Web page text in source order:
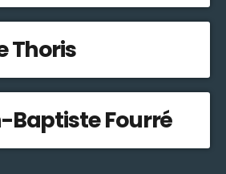
Thoris
Baptiste Fourré